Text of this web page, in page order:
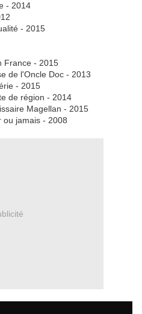
- 2014
- 2015
France - 2015
de l'Oncle Doc - 2013
- 2015
de région - 2014
Magellan - 2015
ou jamais - 2008